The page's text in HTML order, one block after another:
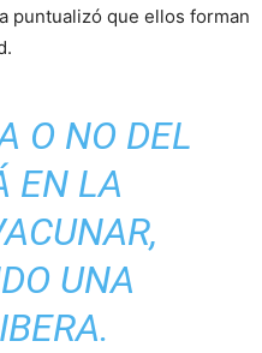
puntualizó que ellos forman
O NO DEL
EN LA
UNA